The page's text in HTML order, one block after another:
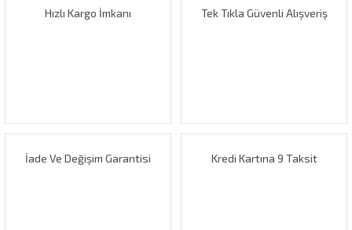
Hızlı Kargo İmkanı Tek Tıkla Güvenli Alışveriş
İade Ve Değişim Garantisi Kredi Kartına 9 Taksit